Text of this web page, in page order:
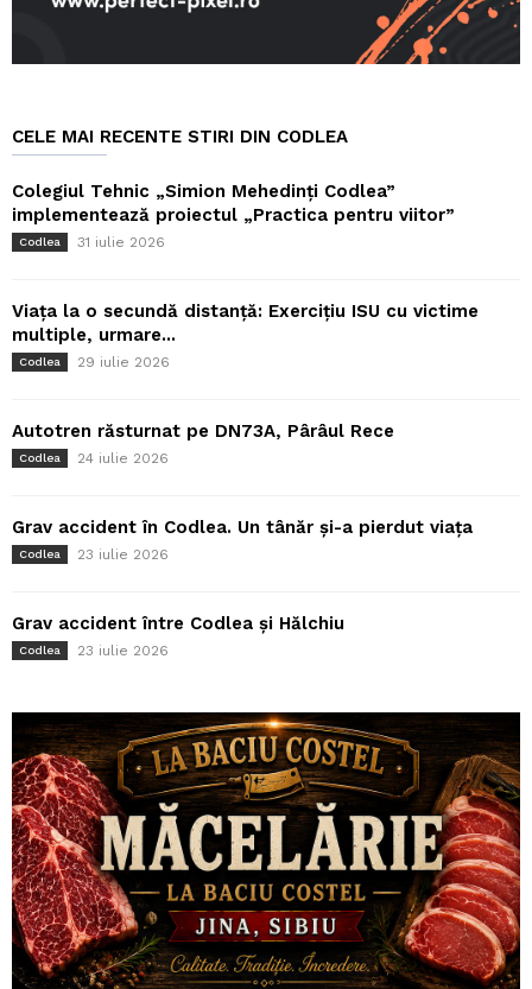
CELE MAI RECENTE STIRI DIN CODLEA
Colegiul Tehnic „Simion Mehedinți Codlea”
implementează proiectul „Practica pentru viitor”
Codlea 31 iulie 2026
Viața la o secundă distanță: Exercițiu ISU cu victime
multiple, urmare...
Codlea 29 iulie 2026
Autotren răsturnat pe DN73A, Pârâul Rece
Codlea 24 iulie 2026
Grav accident în Codlea. Un tânăr și-a pierdut viața
Codlea 23 iulie 2026
Grav accident între Codlea și Hălchiu
Codlea 23 iulie 2026